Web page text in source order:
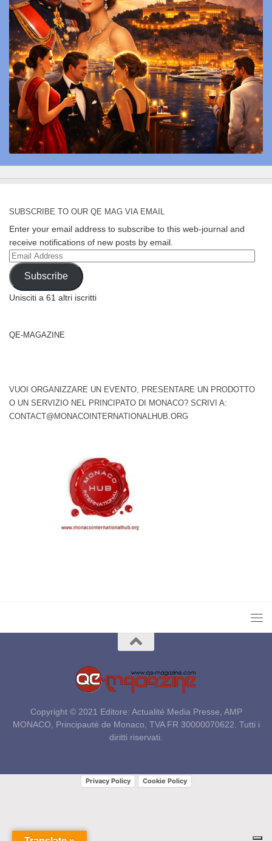
SUBSCRIBE TO OUR QE MAG VIA EMAIL
Enter your email address to subscribe to this web-journal and
receive notifications of new posts by email.
Email
Address
Subscribe
Unisciti a 61 altri iscritti
QE-MAGAZINE
VUOI ORGANIZZARE UN EVENTO, PRESENTARE UN PRODOTTO
O UN SERVIZIO NEL PRINCIPATO DI MONACO? SCRIVI A:
CONTACT@MONACOINTERNATIONALHUB.ORG
Copyright © 2021 Editore: Actualité Media Presse, AMP
MONACO, Principauté de Monaco, TVA FR 30000070622. Tutti i
diritti riservati.
Privacy Policy Cookie Policy